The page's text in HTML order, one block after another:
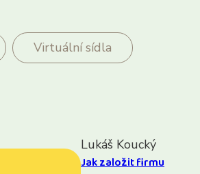
Virtuální sídla
Lukáš Koucký
Jak založit firmu